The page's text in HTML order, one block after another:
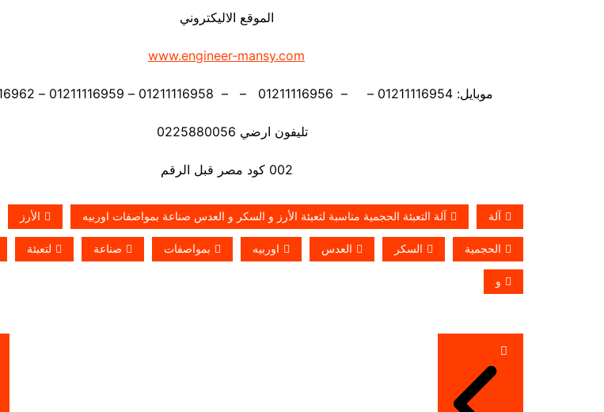
الموقع الاليكتروني
www.engineer-mansy.com
موبايل: 01211116954 – – 01211116956 – – 01211116958 – 01211116959 – 01211116962
تليفون ارضي 0225880056
002 كود مصر قبل الرقم
آلة آلة التعبئة الحجمية مناسبة لتعبئة الأرز و السكر و العدس صناعة بمواصفات اوربيه الأرز
الحجمية السكر العدس اوربيه بمواصفات صناعة لتعبئة
و
تصفّح
المقالات